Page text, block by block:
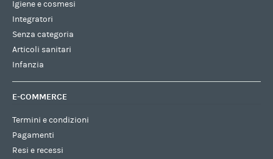
Igiene e cosmesi
Integratori
Senza categoria
Articoli sanitari
Infanzia
E-COMMERCE
Termini e condizioni
Pagamenti
Resi e recessi